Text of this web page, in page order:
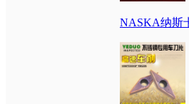
NASKA纳斯